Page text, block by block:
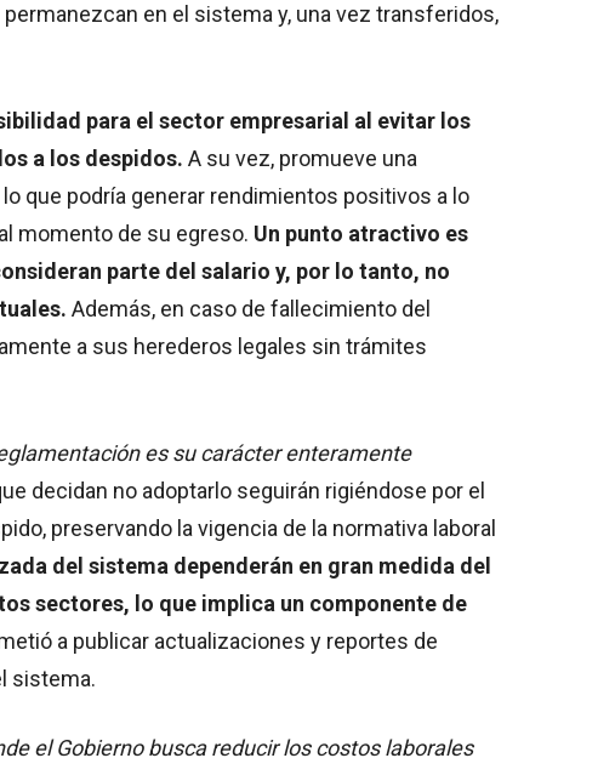
en el sistema y, una vez transferidos,
para el sector empresarial al evitar los
a los despidos. A su vez, promueve una
que podría generar rendimientos positivos a lo
momento de su egreso. Un punto atractivo es
parte del salario y, por lo tanto, no
Además, en caso de fallecimiento del
a sus herederos legales sin trámites
es su carácter enteramente
decidan no adoptarlo seguirán rigiéndose por el
preservando la vigencia de la normativa laboral
del sistema dependerán en gran medida del
sectores, lo que implica un componente de
a publicar actualizaciones y reportes de
sistema.
el Gobierno busca reducir los costos laborales